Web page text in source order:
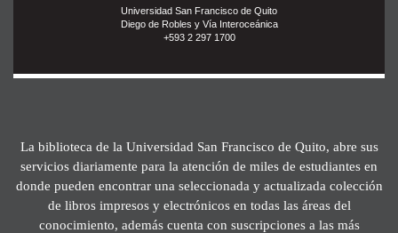
Universidad San Francisco de Quito
Diego de Robles y Vía Interoceánica
+593 2 297 1700
La biblioteca de la Universidad San Francisco de Quito, abre sus
servicios diariamente para la atención de miles de estudiantes en
donde pueden encontrar una seleccionada y actualizada colección
de libros impresos y electrónicos en todas las áreas del
conocimiento, además cuenta con suscripciones a las más